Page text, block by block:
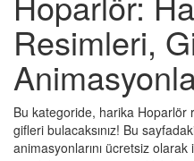
Resimleri,
Bu kategoride, harika
gifleri bulacaksınız! Bu
animasyonlarını ücretsiz